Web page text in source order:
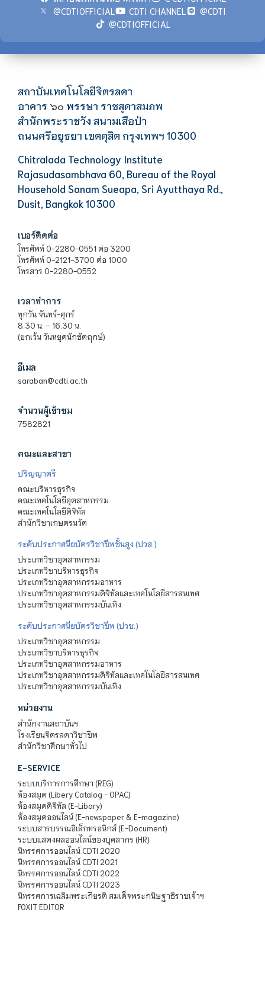
@CDTIOFFICIAL
CDTI CHANNEL
@CDTI
@CDTIOFFICIAL
สถาบันเทคโนโลยีจิตรลดา
อาคาร ๖๐ พรรษา ราชสุดาสมภพ
สำนักพระราชวัง สนามเสือป่า
ถนนศรีอยุธยา เขตดุสิต กรุงเทพฯ 10300
Chitralada Technology Institute
Rajasudasambhava 60, Bureau of the Royal
Household Sanam Sueapa, Sri Ayutthaya Rd.,
Dusit, Bangkok 10300
เบอร์ติดต่อ
โทรศัพท์ 0-2280-0551 ต่อ 3200
โทรศัพท์ 0-2121-3700 ต่อ 1000
โทรสาร 0-2280-0552
เวลาทำการ
ทุกวัน จันทร์-ศุกร์
8.30 น. – 16.30 น.
(ยกเว้น วันหยุดนักขัตฤกษ์)
อีเมล
saraban@cdti.ac.th
จำนวนผู้เข้าชม
7582821
คณะและสาขา
ปริญญาตรี
คณะบริหารธุรกิจ
คณะเทคโนโลยีอุตสาหกรรม
คณะเทคโนโลยีดิจิทัล
สำนักวิชาเกษตรนวัต
ระดับประกาศนียบัตรวิชาชีพชั้นสูง (ปวส.)
ประเภทวิชาอุตสาหกรรม
ประเภทวิชาบริหารธุรกิจ
ประเภทวิชาอุตสาหกรรมอาหาร
ประเภทวิชาอุตสาหกรรมดิจิทัลและเทคโนโลยีสารสนเทศ
ประเภทวิชาอุตสาหกรรมบันเทิง
ระดับประกาศนียบัตรวิชาชีพ (ปวช.)
ประเภทวิชาอุตสาหกรรม
ประเภทวิชาบริหารธุรกิจ
ประเภทวิชาอุตสาหกรรมอาหาร
ประเภทวิชาอุตสาหกรรมดิจิทัลและเทคโนโลยีสารสนเทศ
ประเภทวิชาอุตสาหกรรมบันเทิง
หน่วยงาน
สำนักงานสถาบันฯ
โรงเรียนจิตรลดาวิชาชีพ
สำนักวิชาศึกษาทั่วไป
E-SERVICE
ระบบบริการการศึกษา (REG)
ห้องสมุด (Libery Catalog - OPAC)
ห้องสมุดดิจิทัล (E-Libary)
ห้องสมุดออนไลน์ (E-newspaper & E-magazine)
ระบบสารบรรณอิเล็กทรอนิกส์ (E-Document)
ระบบแสดงผลออนไลน์ของบุคลากร (HR)
นิทรรศการออนไลน์ CDTI 2020
นิทรรศการออนไลน์ CDTI 2021
นิทรรศการออนไลน์ CDTI 2022
นิทรรศการออนไลน์ CDTI 2023
นิทรรศการเฉลิมพระเกียรติ สมเด็จพระกนิษฐาธิราชเจ้าฯ
FOXIT EDITOR